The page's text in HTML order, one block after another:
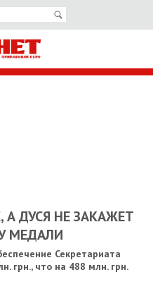
А ДУСЯ НЕ ЗАКАЖЕТ
МЕДАЛИ
Секретариата
грн., что на 488 млн. грн.